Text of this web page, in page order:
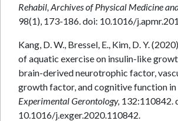
Rehabil, Archives of Physical Medicine
98(1), 173-186. doi: 10.1016/
Kang, D. W., Bressel, E., Kim, D. Y.
of aquatic exercise on insulin-like
brain-derived neurotrophic factor,
growth factor, and cognitive function in
Experimental Gerontology, 132:110842.
10.1016/j.exger.2020.110842.